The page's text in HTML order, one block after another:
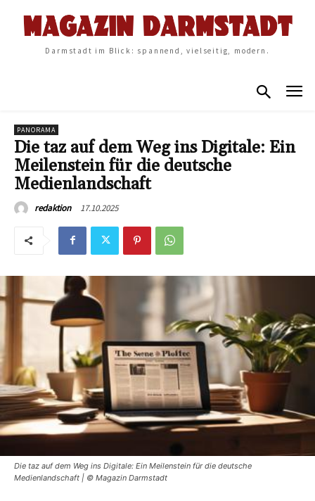
Darmstadt im Blick: spannend, vielseitig, modern.
PANORAMA
Die taz auf dem Weg ins Digitale: Ein
Meilenstein für die deutsche
Medienlandschaft
redaktion 17.10.2025
Die taz auf dem Weg ins Digitale: Ein Meilenstein für die deutsche
Medienlandschaft | © Magazin Darmstadt